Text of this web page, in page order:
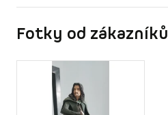
Fotky od zákazníků